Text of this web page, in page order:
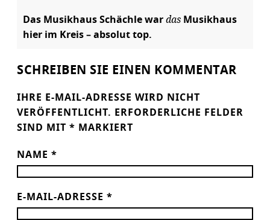
Das Musikhaus Schächle war das Musikhaus
hier im Kreis – absolut top.
SCHREIBEN SIE EINEN KOMMENTAR
IHRE E-MAIL-ADRESSE WIRD NICHT
VERÖFFENTLICHT.
ERFORDERLICHE FELDER
SIND MIT * MARKIERT
NAME *
E-MAIL-ADRESSE *